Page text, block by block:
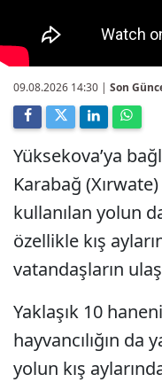
09.08.2026 14:30 | Son
Yüksekova’ya
Karabağ (Xırwate)
kullanılan yolun
özellikle kış
vatandaşların
Yaklaşık 10
hayvancılığın da
yolun kış